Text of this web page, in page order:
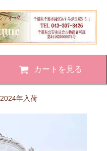
カートを見る
2024年入荷